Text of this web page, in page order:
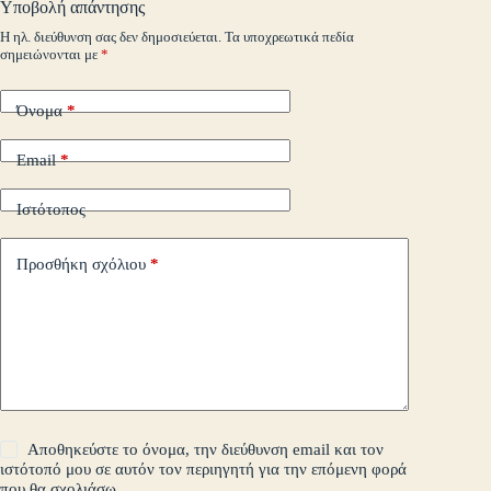
m
εί
Υποβολή απάντησης
Η ηλ. διεύθυνση σας δεν δημοσιεύεται. Τα υποχρεωτικά πεδία
σημειώνονται με *
Όνομα*
Email*
Ιστότοπος
Προσθήκη σχόλιου *
Αποθηκεύστε το όνομα, την διεύθυνση email και τον
ιστότοπό μου σε αυτόν τον περιηγητή για την επόμενη φορά